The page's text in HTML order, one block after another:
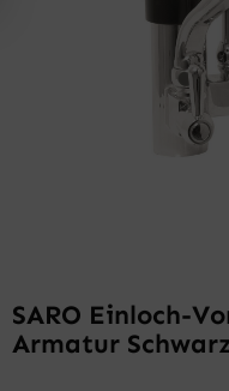
SARO Einloch-
Armatur